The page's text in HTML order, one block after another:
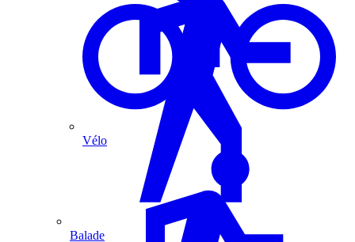
Vélo
Balade